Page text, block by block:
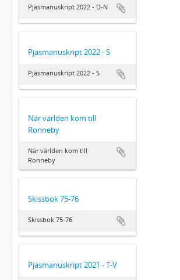
Pjäsmanuskript 2022 - D-N
Pjäsmanuskript 2022 - S
Pjäsmanuskript 2022 - S
När världen kom till
Ronneby
När världen kom till
Ronneby
Skissbok 75-76
Skissbok 75-76
Pjäsmanuskript 2021 - T-V